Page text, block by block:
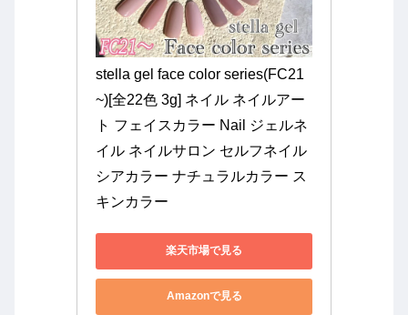
stella gel face color series(FC21
~)[全22色 3g] ネイル ネイルアー
ト フェイスカラー Nail ジェルネ
イル ネイルサロン セルフネイル
シアカラー ナチュラルカラー ス
キンカラー
楽天市場で見る
Amazonで見る